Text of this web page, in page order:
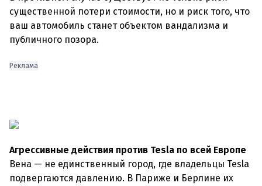
существенной потери стоимости, но и риск того, что
ваш автомобиль станет объектом вандализма и
публичного позора.
Реклама
Агрессивные действия против Tesla по всей Европе
Вена — не единственный город, где владельцы Tesla
подвергаются давлению. В Париже и Берлине их